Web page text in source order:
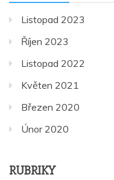
Listopad 2023
Říjen 2023
Listopad 2022
Květen 2021
Březen 2020
Únor 2020
RUBRIKY